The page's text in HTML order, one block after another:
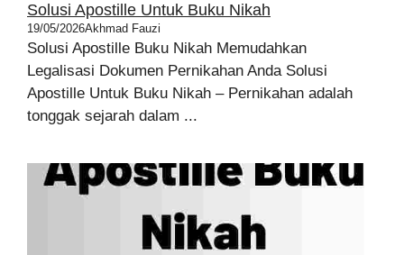
Solusi Apostille Untuk Buku Nikah
19/05/2026Akhmad Fauzi
Solusi Apostille Buku Nikah Memudahkan
Legalisasi Dokumen Pernikahan Anda Solusi
Apostille Untuk Buku Nikah – Pernikahan adalah
tonggak sejarah dalam ...